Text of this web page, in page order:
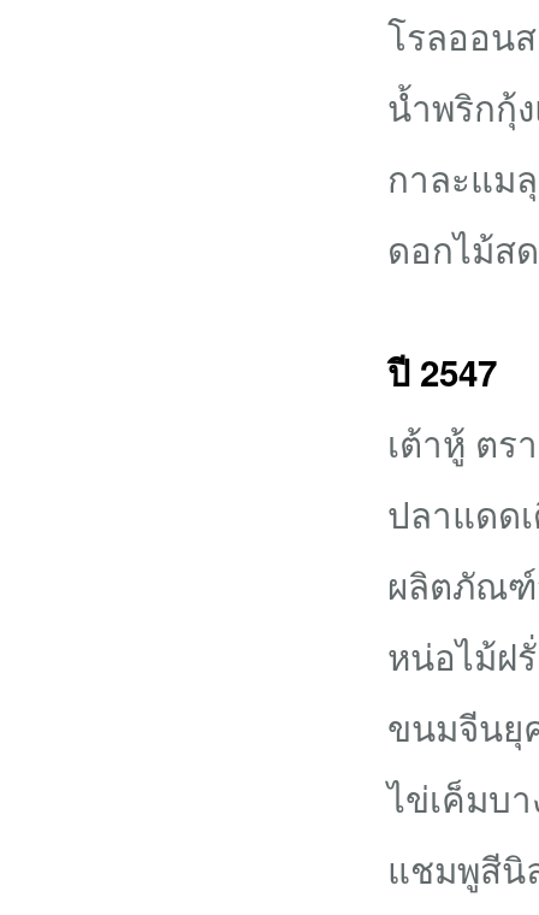
โรลออน
น้ำพริกกุ้
กาละแม
ดอกไม้ส
ปี 2547
เต้าหู้ ตร
ปลาแดด
ผลิตภัณฑ์
หน่อไม้ฝ
ขนมจีนยุ
ไข่เค็มบา
แชมพูสีนิ